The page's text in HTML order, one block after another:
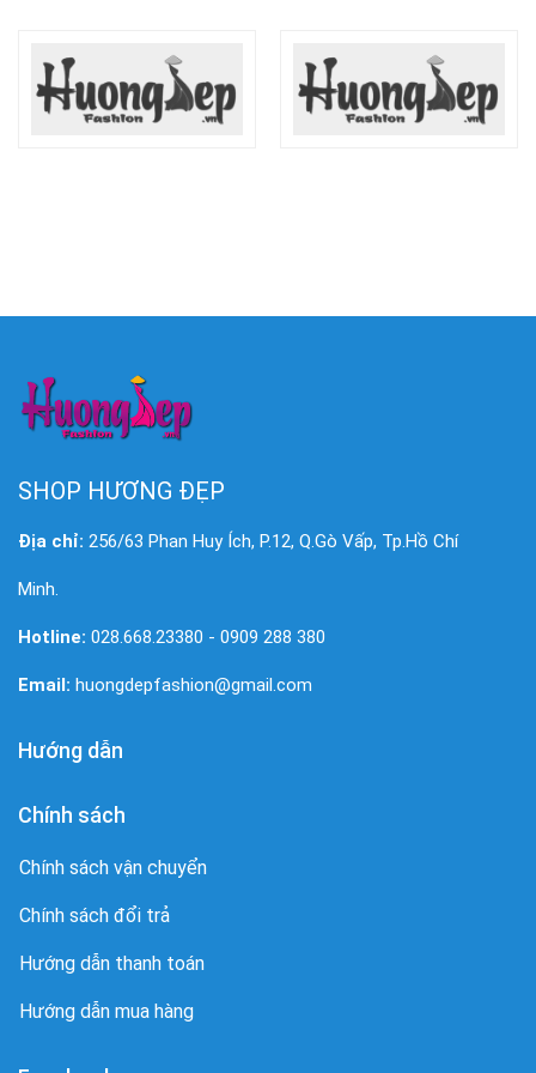
SHOP HƯƠNG ĐẸP
Địa chỉ: 256/63 Phan Huy Ích, P.12, Q.Gò Vấp, Tp.Hồ Chí
Minh.
Hotline: 028.668.23380 - 0909 288 380
Email: huongdepfashion@gmail.com
Hướng dẫn
Chính sách
Chính sách vận chuyển
Chính sách đổi trả
Hướng dẫn thanh toán
Hướng dẫn mua hàng